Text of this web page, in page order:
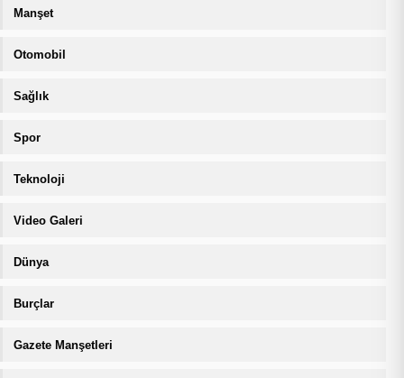
Manşet
Otomobil
Sağlık
Spor
Teknoloji
Video Galeri
Dünya
Burçlar
Gazete Manşetleri